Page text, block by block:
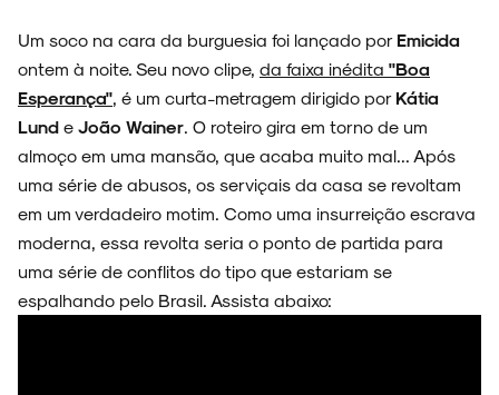
FAIXA A FAIXA
NOVIDADES
Um soco na cara da burguesia foi lançado por Emicida
ontem à noite. Seu novo clipe, da faixa inédita "Boa
Esperança" , é um curta-metragem dirigido por Kátia
Lund e João Wainer . O roteiro gira em torno de um
almoço em uma mansão, que acaba muito mal... Após
uma série de abusos, os serviçais da casa se revoltam
em um verdadeiro motim. Como uma insurreição escrava
moderna, essa revolta seria o ponto de partida para
uma série de conflitos do tipo que estariam se
espalhando pelo Brasil. Assista abaixo: